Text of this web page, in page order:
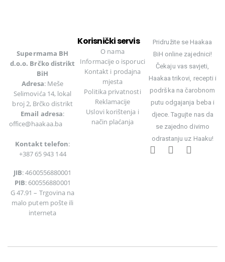
Supermama BH
d.o.o. Brčko distrikt
BiH
Adresa: Meše
Selimovića 14, lokal
broj 2, Brčko distrikt
Email adresa:
office@haakaa.ba
Kontakt telefon:
+387 65 943 144
JIB: 4600556880001
PIB: 600556880001
G 47.91 – Trgovina na
malo putem pošte ili
interneta
Korisnički servis
O nama
Informacije o isporuci
Kontakt i prodajna
mjesta
Politika privatnosti
Reklamacije
Uslovi korištenja i
način plaćanja
Pridružite se Haakaa
BiH online zajednici!
Čekaju vas savjeti,
Haakaa trikovi, recepti i
podrška na čarobnom
putu odgajanja beba i
djece. Tagujte nas da
se zajedno divimo
odrastanju uz Haaku!